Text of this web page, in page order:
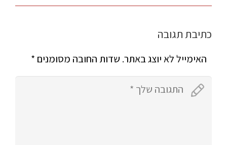
כתיבת תגובה
האימייל לא יוצג באתר. שדות החובה מסומנים *